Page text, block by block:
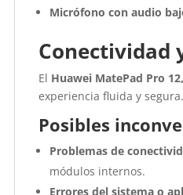
Micrófono con audio
Conectividad
El Huawei MatePad Pro
experiencia fluida y segura.
Posibles
Problemas de
módulos internos.
Errores del sistema o